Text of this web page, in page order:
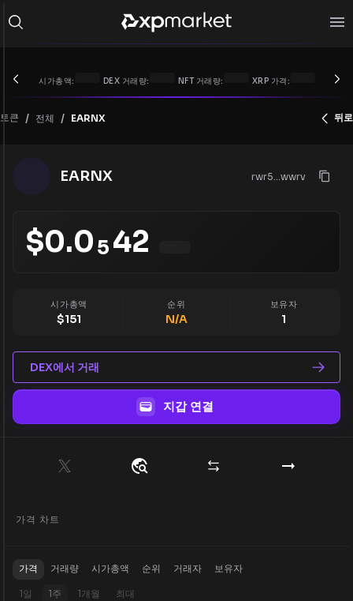
시가총액: DEX 거래량: NFT 거래량: XRP 가격:
토큰 / 전체 / EARNX 뒤로
EARNX rwr5...wwrv
$0.0542
시가총액
$151
순위
N/A
보유자
1
DEX에서 거래
지갑 연결
가격 차트
가격 거래량 시가총액 순위 거래자 보유자
1일 1주 1개월 최대